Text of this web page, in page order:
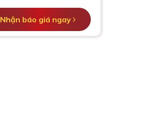
Nhận báo giá ngay